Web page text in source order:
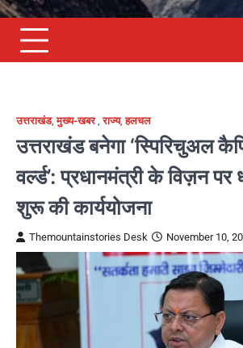
उत्तराखंड,मुख्य-खबर,राज्य,हलचल
उत्तराखंड बनेगा ‘स्पिरिचुअल
वर्ल्ड’: प्रधानमंत्री के विज़न पर
शुरू की कार्ययोजना
Themountainstories Desk November 10,